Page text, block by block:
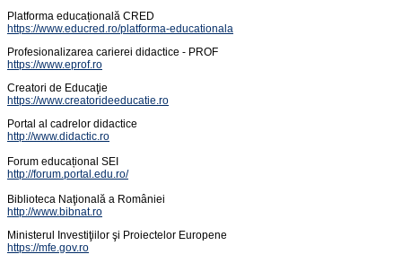
Platforma educațională CRED
https://www.educred.ro/platforma-educationala
Profesionalizarea carierei didactice - PROF
https://www.eprof.ro
Creatori de Educaţie
https://www.creatorideeducatie.ro
Portal al cadrelor didactice
http://www.didactic.ro
Forum educațional SEI
http://forum.portal.edu.ro/
Biblioteca Naţională a României
http://www.bibnat.ro
Ministerul Investiţiilor şi Proiectelor Europene
https://mfe.gov.ro